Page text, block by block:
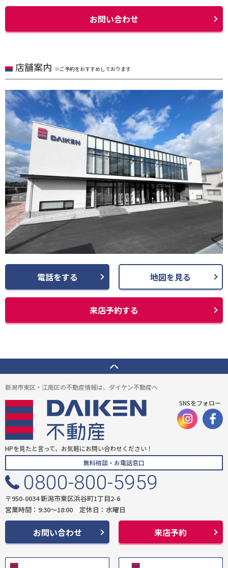
お問い合わせ
店舗案内 ※ご予約をおすすめしております
電話をする 地図を見る
来店予約する
新潟市東区・江南区の不動産情報は、ダイケン不動産へ
SNSをフォロー
HPを見たと言って、お気軽にお問い合わせください！
無料相談・お電話窓口
0800-800-5959
〒950-0034 新潟市東区浜谷町1丁目2-6
営業時間：9:30〜18:00 定休日：水曜日
お問い合わせ 来店予約